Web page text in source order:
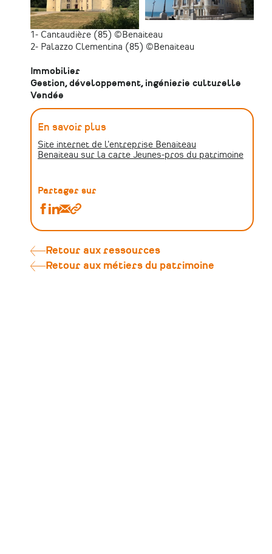
1- Cantaudière (85) ©Benaiteau
2- Palazzo Clementina (85) ©Benaiteau
Immobilier
Gestion, développement, ingénierie culturelle
Vendée
En savoir plus
Site internet de l'entreprise Benaiteau
Benaiteau sur la carte Jeunes-pros du patrimoine
Partager sur
Partager
Barré,
co-
gérante
Partager
Barré,
co-
gérante
Partager
Barré,
co-
lien
Retour aux ressources
Retour aux métiers du patrimoine